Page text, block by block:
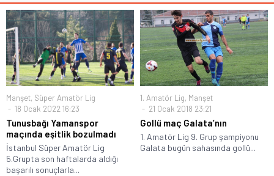
Manşet, Süper Amatör Lig
18 Ocak 2022 16:23
Tunusbağı Yamanspor
maçında eşitlik bozulmadı
İstanbul Süper Amatör Lig
5.Grupta son haftalarda aldığı
başarılı sonuçlarla...
1. Amatör Lig, Manşet
21 Ocak 2018 23:21
Gollü maç Galata’nın
1. Amatör Lig 9. Grup şampiyonu
Galata bugün sahasında gollü...